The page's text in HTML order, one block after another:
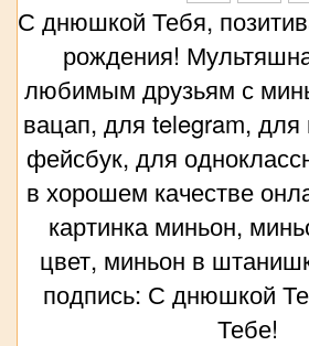
С днюшкой Тебя,
рождения!
любимым друзьям с
вацап, для telegram, для
фейсбук, для
в хорошем качестве
картинка миньон,
цвет, миньон в
подпись: С днюшкой
Тебе!